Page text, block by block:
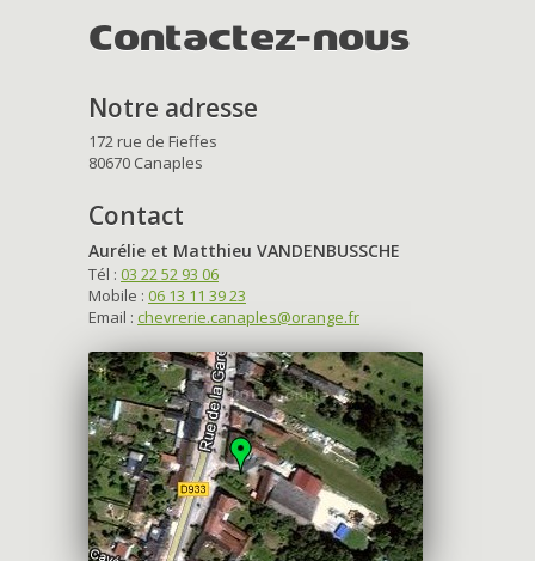
Contactez-nous
Notre adresse
172 rue de Fieffes
80670 Canaples
Contact
Aurélie et Matthieu VANDENBUSSCHE
Tél : 03 22 52 93 06
Mobile : 06 13 11 39 23
Email : chevrerie.canaples@orange.fr